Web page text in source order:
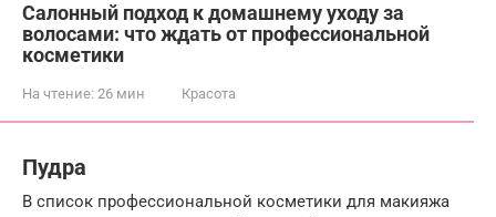
Салонный подход к домашнему уходу за
волосами: что ждать от профессиональной
косметики
На чтение: 26 мин Красота
Пудра
В список профессиональной косметики для макияжа